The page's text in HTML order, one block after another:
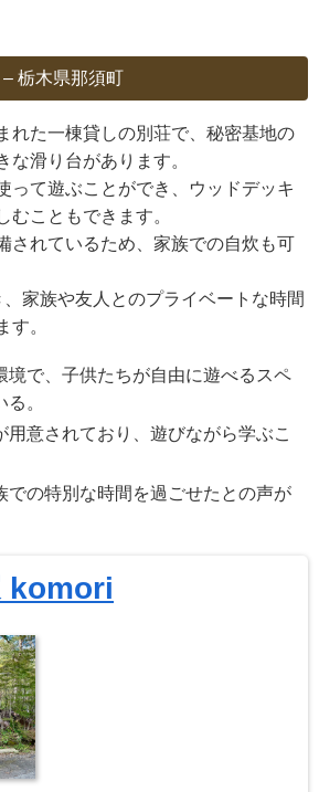
栃木県那須町
れた一棟貸しの別荘で、秘密基地の
な滑り台があります。
って遊ぶことができ、ウッドデッキ
むこともできます。
されているため、家族での自炊も可
家族や友人とのプライベートな時間
す。
境で、子供たちが自由に遊べるスペ
。
用意されており、遊びながら学ぶこ
での特別な時間を過ごせたとの声が
komori